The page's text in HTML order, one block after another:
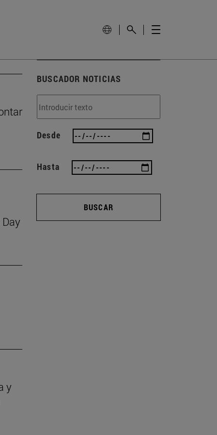
y
BUSCADOR NOTICIAS
Desde
Hasta
BUSCAR